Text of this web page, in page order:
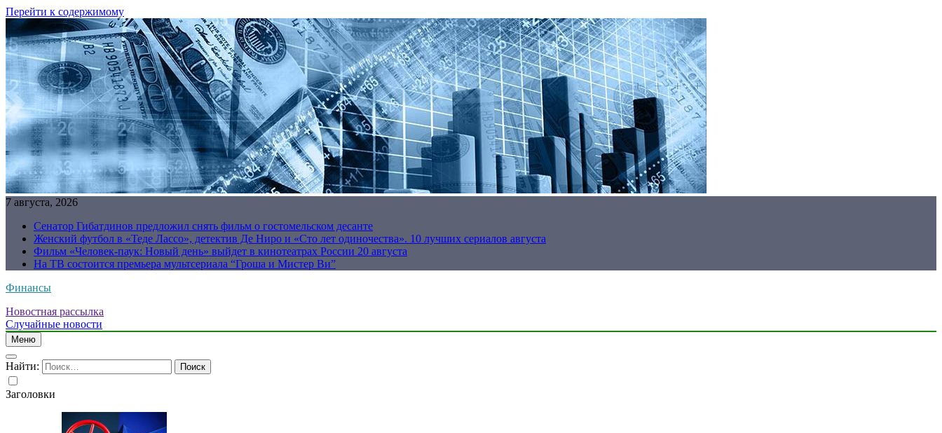
Перейти к содержимому
7 августа, 2026
Сенатор Гибатдинов предложил снять фильм о гостомельском десанте
Женский футбол в «Теде Лассо», детектив Де Ниро и «Сто лет одиночества». 10 лучших сериалов августа
Фильм «Человек-паук: Новый день» выйдет в кинотеатрах России 20 августа
На ТВ состоится премьера мультсериала “Гроша и Мистер Ви”
Финансы
Новостная рассылка
Случайные новости
Меню
Найти:
Заголовки